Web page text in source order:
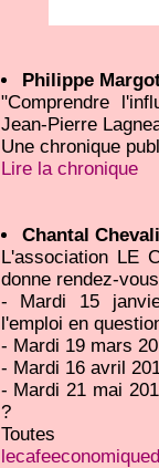
Philippe
"Comprendre
Jean-Pierre
Une chronique
Lire la chronique
Chantal
L'association LE
donne rendez-
- Mardi 15
l'emploi en
- Mardi 19 mars
- Mardi 16 avril
- Mardi 21 mai
?